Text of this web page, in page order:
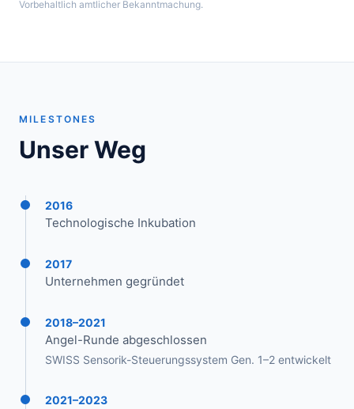
Vorbehaltlich amtlicher Bekanntmachung.
MILESTONES
Unser Weg
2016
Technologische Inkubation
2017
Unternehmen gegründet
2018–2021
Angel-Runde abgeschlossen
SWISS Sensorik-Steuerungssystem Gen. 1–2 entwickelt
2021–2023